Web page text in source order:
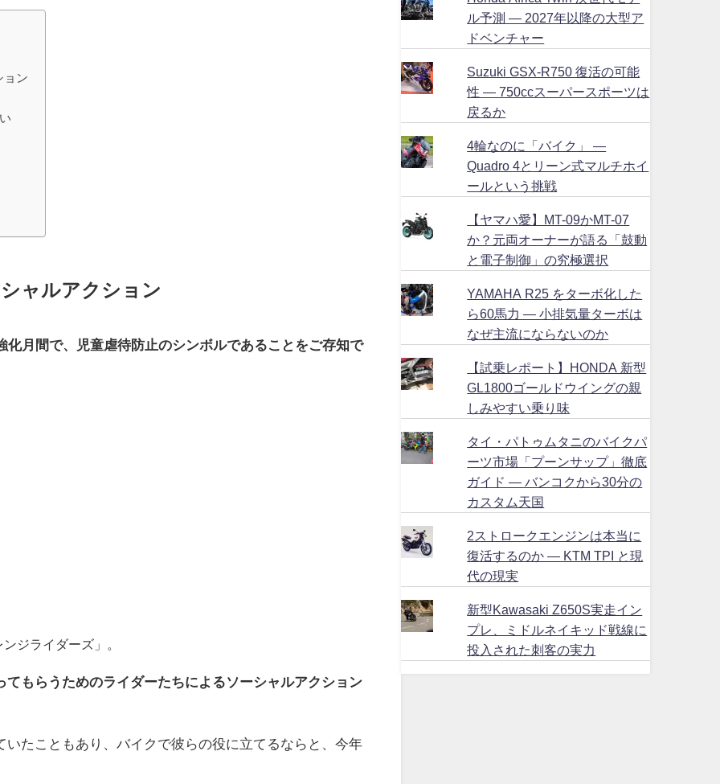
ョン
ャルアクション
化月間で、児童虐待防止のシンボルであることをご存知で
ジライダーズ」。
てもらうためのライダーたちによるソーシャルアクション
いたこともあり、バイクで彼らの役に立てるならと、今年
ル予測 ― 2027年以降の大型ア
ドベンチャー
Suzuki GSX-R750 復活の可能
性 ― 750ccスーパースポーツは
戻るか
4輪なのに「バイク」 ―
Quadro 4とリーン式マルチホイ
ールという挑戦
【ヤマハ愛】MT-09かMT-07
か？元両オーナーが語る「鼓動
と電子制御」の究極選択
YAMAHA R25 をターボ化した
ら60馬力 ― 小排気量ターボは
なぜ主流にならないのか
【試乗レポート】HONDA 新型
GL1800ゴールドウイングの親
しみやすい乗り味
タイ・パトゥムタニのバイクパ
ーツ市場「プーンサップ」徹底
ガイド ― バンコクから30分の
カスタム天国
2ストロークエンジンは本当に
復活するのか ― KTM TPI と現
代の現実
新型Kawasaki Z650S実走イン
プレ、ミドルネイキッド戦線に
投入された刺客の実力